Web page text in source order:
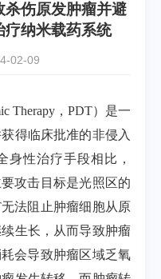
杀伤原发肿瘤并避
疗纳米载药系统
02-09
Therapy，PDT）是一
得临床批准的非侵入
身性治疗手段相比，
攻击目标是光照区的
法阻止肿瘤细胞从原
生长，从而导致肿瘤
会导致肿瘤区域乏氧